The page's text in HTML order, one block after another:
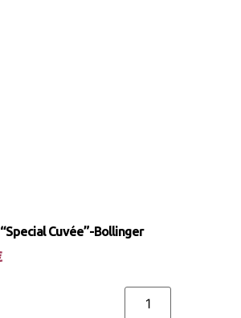
Cuvée”-Bollinger